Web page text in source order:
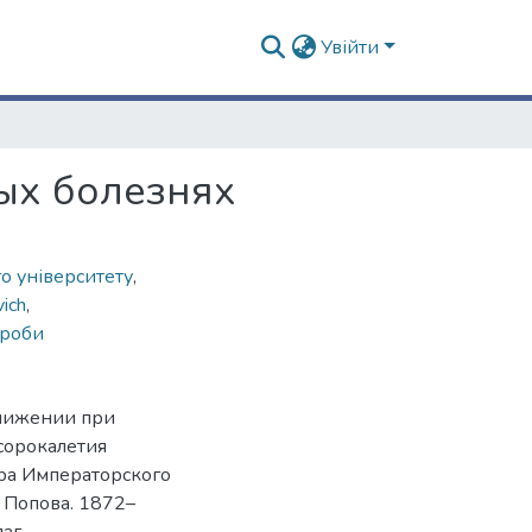
Увійти
болезнях
університету,
,
при
Императорского
Попова. 1872–